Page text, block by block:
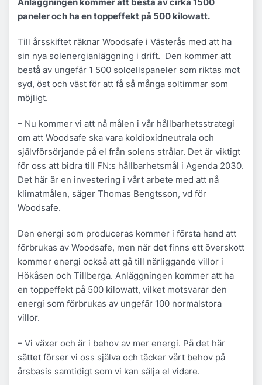
Anläggningen kommer att bestå av cirka 1500
paneler och ha en toppeffekt på 500 kilowatt.
Till årsskiftet räknar Woodsafe i Västerås med att ha
sin nya solenergianläggning i drift. Den kommer att
bestå av ungefär 1 500 solcellspaneler som riktas mot
syd, öst och väst för att få så många soltimmar som
möjligt.
– Nu kommer vi att nå målen i vår hållbarhetsstrategi
om att Woodsafe ska vara koldioxidneutrala och
självförsörjande på el från solens strålar. Det är viktigt
för oss att bidra till FN:s hållbarhetsmål i Agenda 2030.
Det här är en investering i vårt arbete med att nå
klimatmålen, säger Thomas Bengtsson, vd för
Woodsafe.
Den energi som produceras kommer i första hand att
förbrukas av Woodsafe, men när det finns ett överskott
kommer energi också att gå till närliggande villor i
Hökåsen och Tillberga. Anläggningen kommer att ha
en toppeffekt på 500 kilowatt, vilket motsvarar den
energi som förbrukas av ungefär 100 normalstora
villor.
– Vi växer och är i behov av mer energi. På det här
sättet förser vi oss själva och täcker vårt behov på
årsbasis samtidigt som vi kan sälja el vidare.